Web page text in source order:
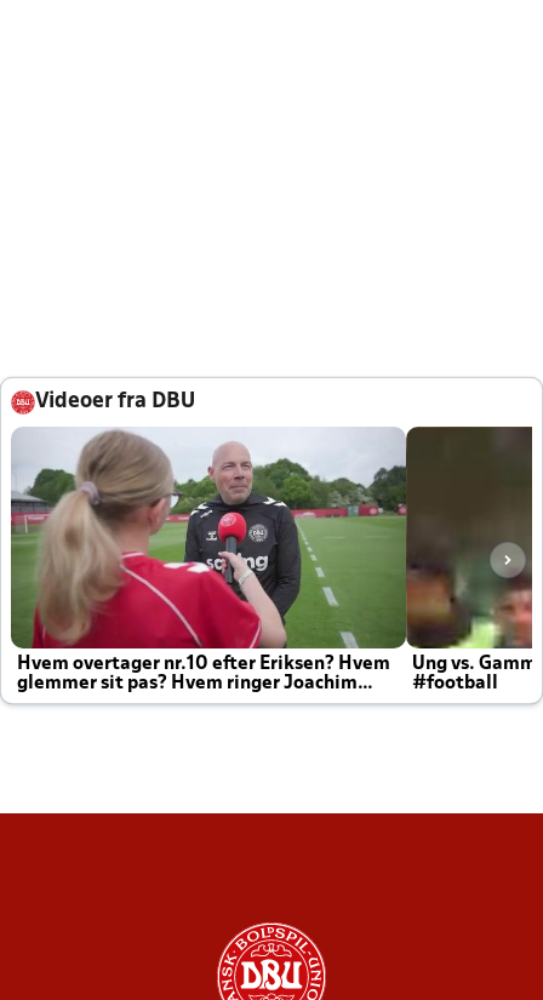
Videoer fra DBU
Hvem overtager nr.10 efter Eriksen? Hvem
glemmer sit pas? Hvem ringer Joachim
altid til efter kampe?
Ung vs.
#football